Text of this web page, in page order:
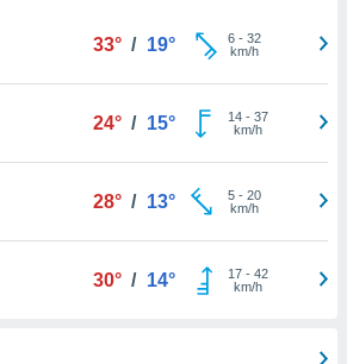
33° / 19° 6- 32
km/h
24° / 15° 14- 37
km/h
28° / 13° 5- 20
km/h
30° / 14° 17- 42
km/h